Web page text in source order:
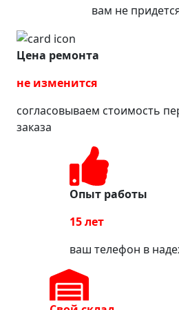
вам не
Цена ремонта
не изменится
согласовываем стоимость
заказа
Опыт работы
15 лет
ваш телефон в